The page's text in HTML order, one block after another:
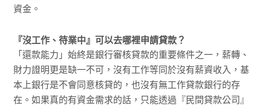
資金。
『沒工作、待業中』可以去哪裡申請貸款？
「還款能力」始終是銀行審核貸款的重要條件之一，薪轉、
財力證明更是缺一不可，沒有工作等同於沒有薪資收入，基
本上銀行是不會同意核貸的，也沒有無工作貸款銀行的存
在。如果真的有資金需求的話，只能透過『民間貸款公司』